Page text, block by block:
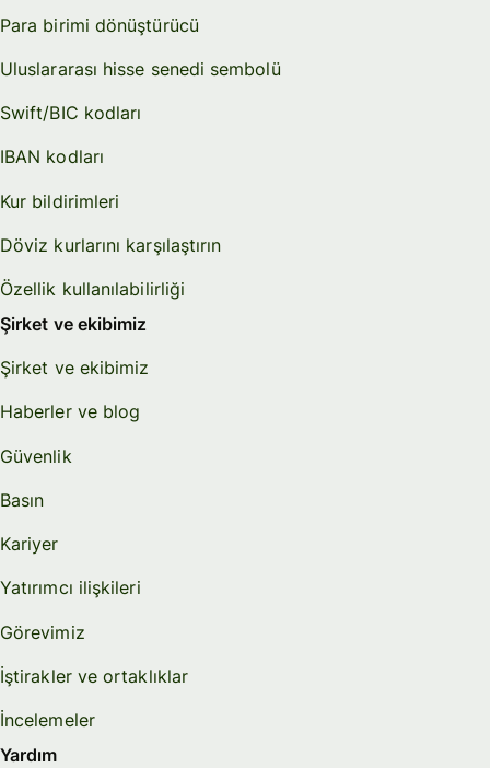
Para birimi dönüştürücü
Uluslararası hisse senedi sembolü
Swift/BIC kodları
IBAN kodları
Kur bildirimleri
Döviz kurlarını karşılaştırın
Özellik kullanılabilirliği
Şirket ve ekibimiz
Şirket ve ekibimiz
Haberler ve blog
Güvenlik
Basın
Kariyer
Yatırımcı ilişkileri
Görevimiz
İştirakler ve ortaklıklar
İncelemeler
Yardım